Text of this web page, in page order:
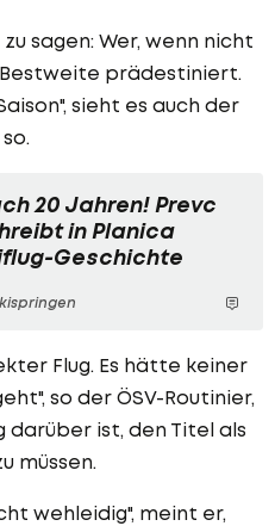
sagen: Wer, wenn nicht
prädestiniert.
sieht es auch der
so.
20 Jahren! Prevc
in Planica
Geschichte
Flug. Es hätte keiner
so der ÖSV-Routinier,
ist, den Titel als
müssen.
wehleidig", meint er,